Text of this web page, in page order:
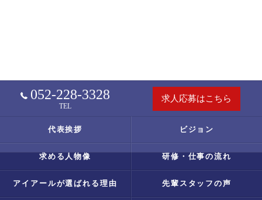
052-228-3328
TEL
求人応募はこちら
代表挨拶 ビジョン
求める人物像 研修・仕事の流れ
アイアールが選ばれる理由 先輩スタッフの声